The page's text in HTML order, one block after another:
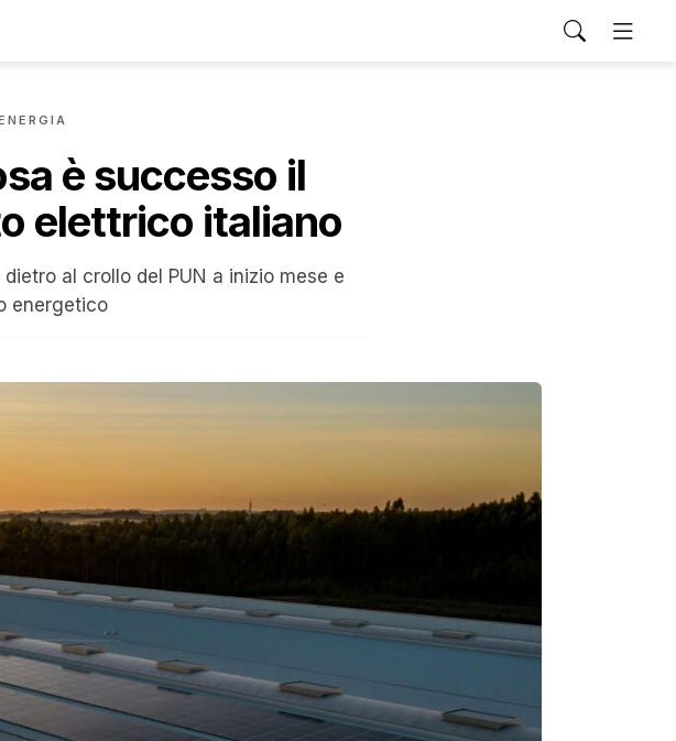
è successo il
elettrico italiano
al crollo del PUN a inizio mese e
energetico